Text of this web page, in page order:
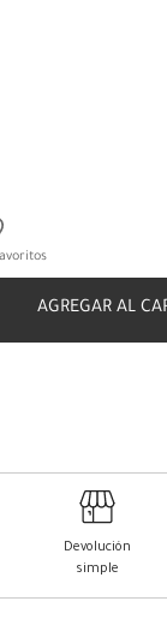
AGREGAR AL
Devolución
simple